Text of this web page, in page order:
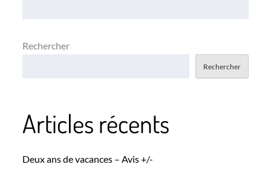
Rechercher
Rechercher
Articles récents
Deux ans de vacances – Avis +/-